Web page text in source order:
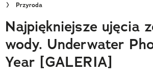
Wielki Konkurs Fotograficzny
Trendbook Podróżniczy
Polecane
Przyroda
Najpiękniejsze ujęcia
wody. Underwater
Year [GALERIA]